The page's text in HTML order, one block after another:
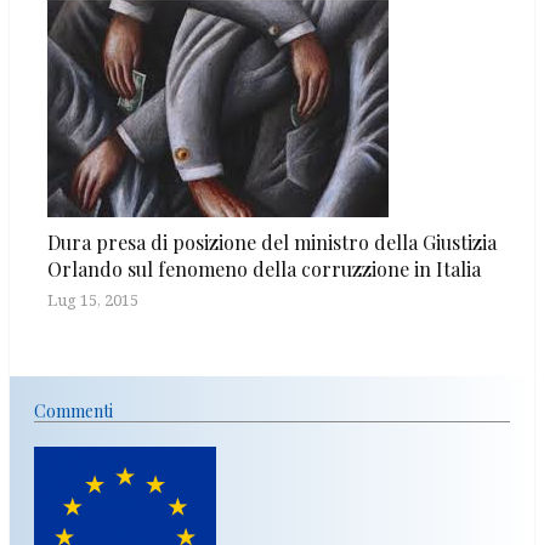
Dura presa di posizione del ministro della Giustizia
Orlando sul fenomeno della corruzzione in Italia
Lug 15, 2015
Commenti